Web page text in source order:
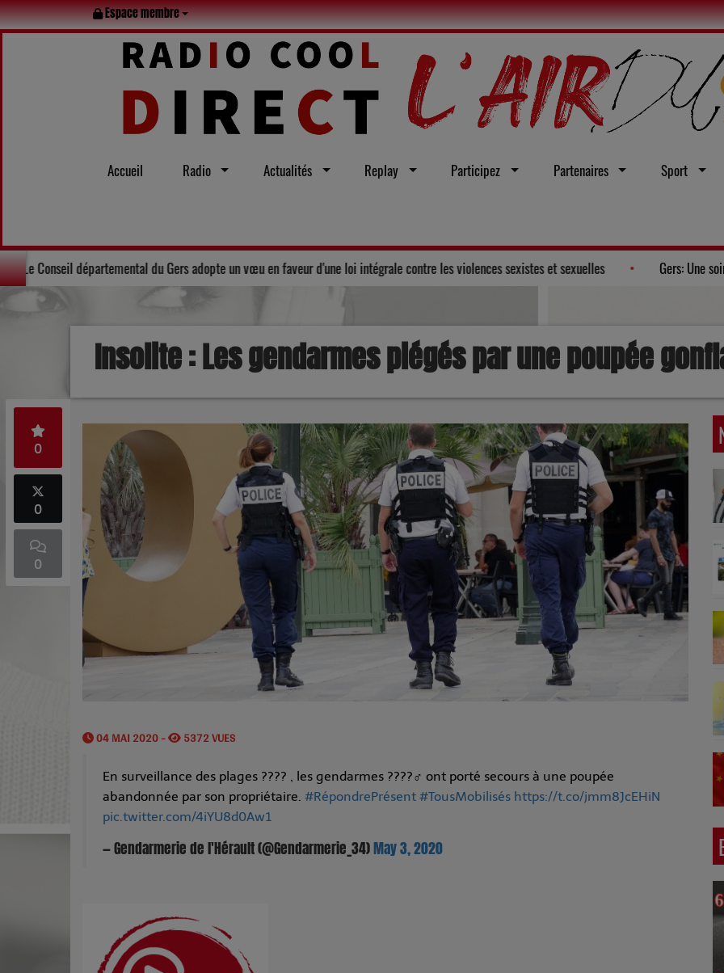
Espace membre
Accueil Radio Actualités Replay Participez Partenaires Sport
tout l’été Solidarité : Le Conseil départemental du Gers adopte un vœu en faveur d'une loi intégrale contre les violences sexistes et
Insolite : Les gendarmes piégés par une poupée
0
0
0
04 MAI 2020 - 5372 VUES
En surveillance des plages ???? , les gendarmes ????‍♂️ ont porté secours à une poupée
abandonnée par son propriétaire. #RépondrePrésent #TousMobilisés https://t.co/jmm8JcEHiN
pic.twitter.com/4iYU8d0Aw1
— Gendarmerie de l'Hérault (@Gendarmerie_34)May 3, 2020